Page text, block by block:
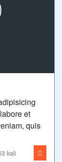
et
quis
kali